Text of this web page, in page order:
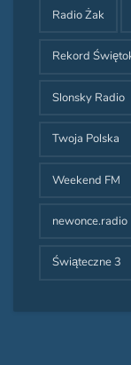
Radio Żak
Rekord
Slonsky Radio
Twoja Polska
Weekend FM
newonce.radio
Świąteczne 3